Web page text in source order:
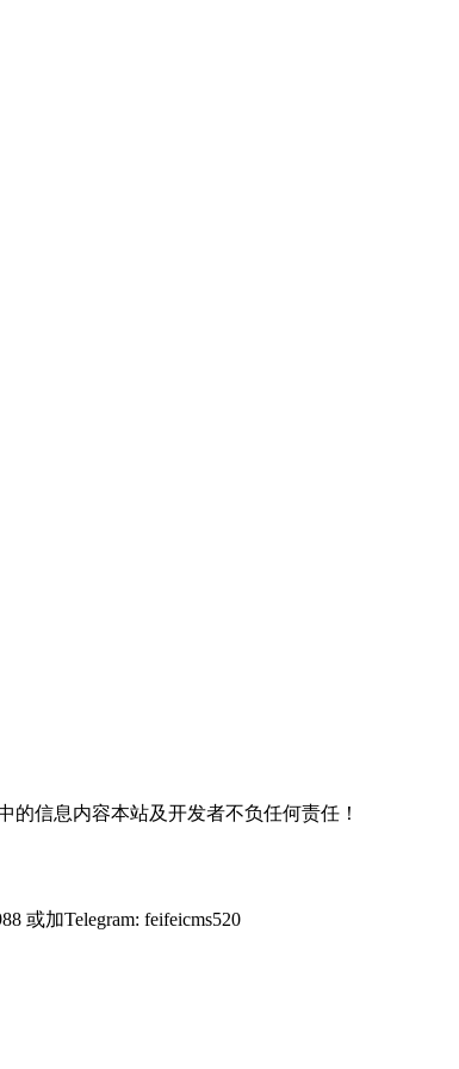
信息内容本站及开发者不负任何责任！
或加Telegram: feifeicms520